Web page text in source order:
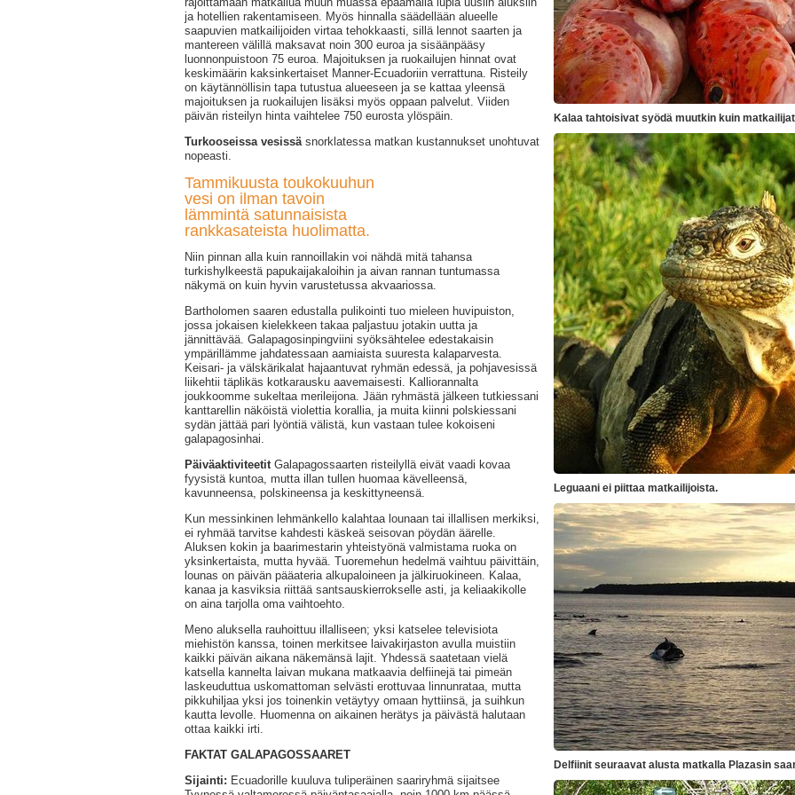
ja hotellien rakentamiseen. Myös hinnalla säädellään alueelle
saapuvien matkailijoiden virtaa tehokkaasti, sillä lennot saarten ja
mantereen välillä maksavat noin 300 euroa ja sisäänpääsy
luonnonpuistoon 75 euroa. Majoituksen ja ruokailujen hinnat ovat
keskimäärin kaksinkertaiset Manner-Ecuadoriin verrattuna. Risteily
on käytännöllisin tapa tutustua alueeseen ja se kattaa yleensä
majoituksen ja ruokailujen lisäksi myös oppaan palvelut. Viiden
päivän risteilyn hinta vaihtelee 750 eurosta ylöspäin.
Turkooseissa vesissä snorklatessa matkan kustannukset unohtuvat
nopeasti.
Tammikuusta toukokuuhun
vesi on ilman tavoin
lämmintä satunnaisista
rankkasateista huolimatta.
Niin pinnan alla kuin rannoillakin voi nähdä mitä tahansa
turkishylkeestä papukaijakaloihin ja aivan rannan tuntumassa
näkymä on kuin hyvin varustetussa akvaariossa.
Bartholomen saaren edustalla pulikointi tuo mieleen huvipuiston,
jossa jokaisen kielekkeen takaa paljastuu jotakin uutta ja
jännittävää. Galapagosinpingviini syöksähtelee edestakaisin
ympärillämme jahdatessaan aamiaista suuresta kalaparvesta.
Keisari- ja välskärikalat hajaantuvat ryhmän edessä, ja pohjavesissä
liikehtii täplikäs kotkarausku aavemaisesti. Kalliorannalta
joukkoomme sukeltaa merileijona. Jään ryhmästä jälkeen tutkiessani
kanttarellin näköistä violettia korallia, ja muita kiinni polskiessani
sydän jättää pari lyöntiä välistä, kun vastaan tulee kokoiseni
galapagosinhai.
PäiväaktiviteetitGalapagossaarten risteilyllä eivät vaadi kovaa
fyysistä kuntoa, mutta illan tullen huomaa kävelleensä,
kavunneensa, polskineensa ja keskittyneensä.
Kun messinkinen lehmänkello kalahtaa lounaan tai illallisen merkiksi,
ei ryhmää tarvitse kahdesti käskeä seisovan pöydän äärelle.
Aluksen kokin ja baarimestarin yhteistyönä valmistama ruoka on
yksinkertaista, mutta hyvää. Tuoremehun hedelmä vaihtuu päivittäin,
lounas on päivän pääateria alkupaloineen ja jälkiruokineen. Kalaa,
kanaa ja kasviksia riittää santsauskierrokselle asti, ja keliaakikolle
on aina tarjolla oma vaihtoehto.
Meno aluksella rauhoittuu illalliseen; yksi katselee televisiota
miehistön kanssa, toinen merkitsee laivakirjaston avulla muistiin
kaikki päivän aikana näkemänsä lajit. Yhdessä saatetaan vielä
katsella kannelta laivan mukana matkaavia delfiinejä tai pimeän
laskeuduttua uskomattoman selvästi erottuvaa linnunrataa, mutta
pikkuhiljaa yksi jos toinenkin vetäytyy omaan hyttiinsä, ja suihkun
kautta levolle. Huomenna on aikainen herätys ja päivästä halutaan
ottaa kaikki irti.
FAKTAT GALAPAGOSSAARET
Sijainti: Ecuadorille kuuluva tuliperäinen saariryhmä sijaitsee
Kalaa tahtoisivat syödä muutkin kuin
Leguaani ei piittaa matkailijoista.
Delfiinit seuraavat alusta matkalla Plazasin